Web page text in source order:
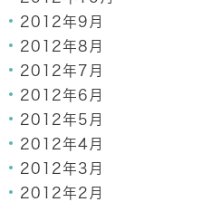
2012年9月
2012年8月
2012年7月
2012年6月
2012年5月
2012年4月
2012年3月
2012年2月